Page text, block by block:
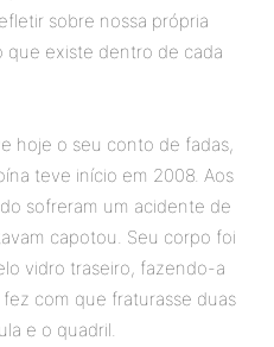
sobre nossa própria
que existe dentro de cada
hoje o seu conto de fadas,
teve início em 2008. Aos
sofreram um acidente de
capotou. Seu corpo foi
vidro traseiro, fazendo-a
com que fraturasse duas
e o quadril.